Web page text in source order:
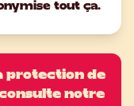
tout ça.
protection de
notre